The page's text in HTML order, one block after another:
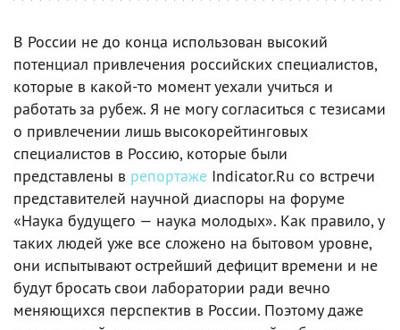
В России не до конца использован высокий
потенциал привлечения российских специалистов,
которые в какой-то момент уехали учиться и
работать за рубеж. Я не могу согласиться с тезисами
о привлечении лишь высокорейтинговых
специалистов в Россию, которые были
представлены в репортаже Indicator.Ru со встречи
представителей научной диаспоры на форуме
«Наука будущего — наука молодых». Как правило, у
таких людей уже все сложено на бытовом уровне,
они испытывают острейший дефицит времени и не
будут бросать свои лаборатории ради вечно
меняющихся перспектив в России. Поэтому даже